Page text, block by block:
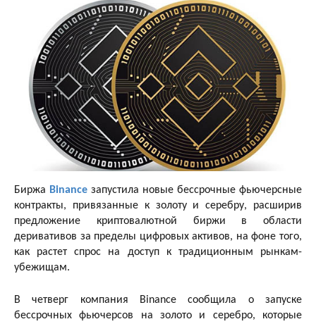
Биржа Binance запустила новые бессрочные фьючерсные
контракты, привязанные к золоту и серебру, расширив
предложение криптовалютной биржи в области
деривативов за пределы цифровых активов, на фоне того,
как растет спрос на доступ к традиционным рынкам-
убежищам.
В четверг компания Binance сообщила о запуске
бессрочных фьючерсов на золото и серебро, которые